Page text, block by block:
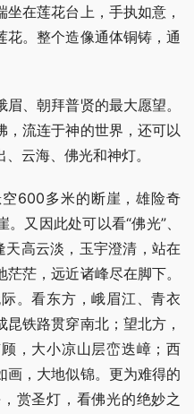
在莲花台上，手执如意，
花。整个造像通体铜铸，通
、朝拜普贤的最大愿望。
，流连于神的世界，还可以
云海、佛光和神灯。
600多米的断崖，雄险奇
又因此处可以看“佛光”、
天高云淡，玉宇澄清，站在
茫，远近诸峰尽在脚下。
。看东方，峨眉江、青衣
铁路贯穿南北；望北方，
，大小凉山层峦迭嶂；西
画，大地似锦。更为难得的
赏圣灯，看佛光的绝妙之